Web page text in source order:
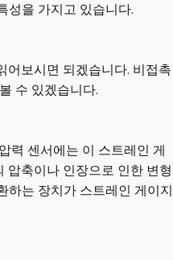
성을 가지고 있습니다.
어보시면 되겠습니다. 비접촉
수 있겠습니다.
력 센서에는 이 스트레인 게
압축이나 인장으로 인한 변형
하는 장치가 스트레인 게이지